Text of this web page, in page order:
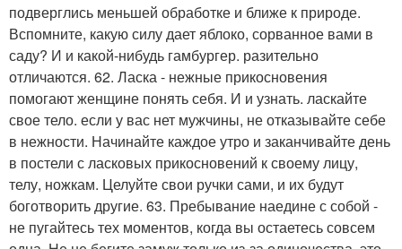
подверглись меньшей обработке и ближе к природе.
Вспомните, какую силу дает яблоко, сорванное вами в
саду? И и какой-нибудь гамбургер. разительно
отличаются. 62. Ласка - нежные прикосновения
помогают женщине понять себя. И и узнать. ласкайте
свое тело. если у вас нет мужчины, не отказывайте себе
в нежности. Начинайте каждое утро и заканчивайте день
в постели с ласковых прикосновений к своему лицу,
телу, ножкам. Целуйте свои ручки сами, и их будут
боготворить другие. 63. Пребывание наедине с собой -
не пугайтесь тех моментов, когда вы остаетесь совсем